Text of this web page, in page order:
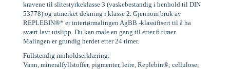
kravene til slitestyrkeklasse 3 (vaskebestandig i henhold til DIN
53778) og utmerket dekning i klasse 2. Gjennom bruk av
REPLEBIN®* er interiørmalingen AgBB -klassifisert til å ha
svært lavt utslipp. Du kan male en gang til etter 6 timer.
Malingen er grundig herdet etter 24 timer.
Fullstendig innholdserklæring:
Vann, mineralfyllstoffer, pigmenter, leire, Replebin®; cellulose;